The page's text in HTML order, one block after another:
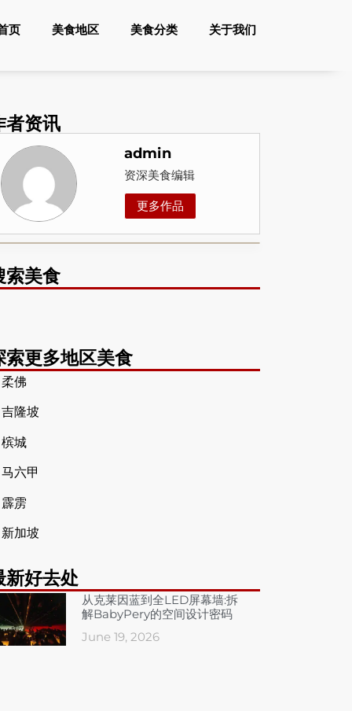
页 美食地区 美食分类 关于我们
者资讯
admin
资深美食编辑
更多作品
索美食
索更多地区美食
柔佛
吉隆坡
槟城
马六甲
霹雳
新加坡
新好去处
从克莱因蓝到全LED屏幕墙:拆
解BabyPery的空间设计密码
June 19, 2026